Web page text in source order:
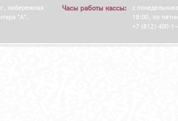
набережная
"А".
Часы работы кассы:
с
18:00, по
+7 (812) 400-1-